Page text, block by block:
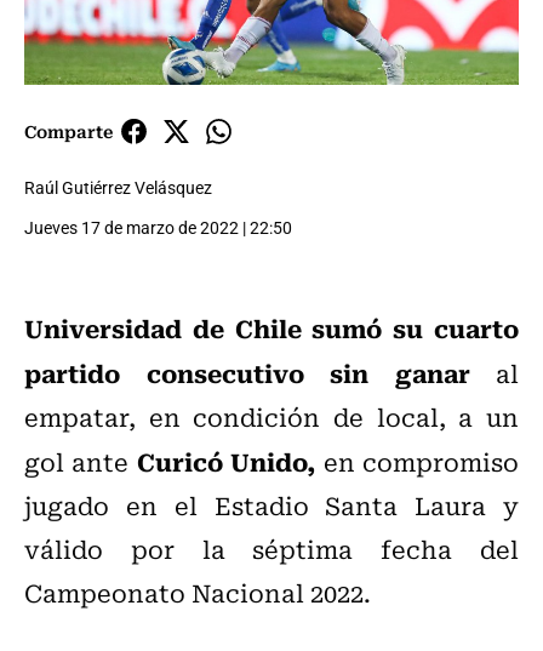
Comparte
Raúl Gutiérrez Velásquez
Jueves 17 de marzo de 2022 | 22:50
Universidad de Chile sumó su cuarto
partido consecutivo sin ganaral
empatar, en condición de local, a un
gol ante Curicó Unido, en compromiso
jugado en el Estadio Santa Laura y
válido por la séptima fecha del
Campeonato Nacional 2022.